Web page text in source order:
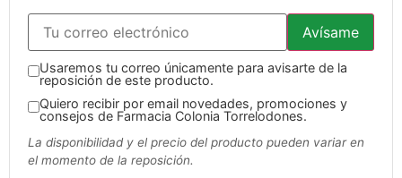
Avísame
Usaremos tu correo únicamente para avisarte de la
reposición de este producto.
Quiero recibir por email novedades, promociones y
consejos de Farmacia Colonia Torrelodones.
La disponibilidad y el precio del producto pueden variar en
el momento de la reposición.